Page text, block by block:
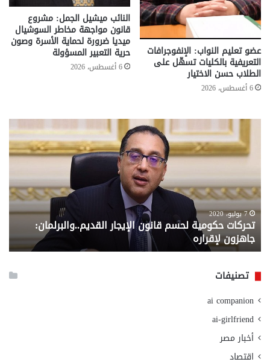
عضو تعليم النواب: الإنفوجرافات
التعريفية بالكليات تسهّل على
الطلاب حسن الاختيار
6 أغسطس، 2026
النائب ميشيل الجمل: مشروع
قانون مواجهة مخاطر السوشيال
ميديا ضرورة لحماية الأسرة وصون
حرية التعبير المسؤولة
6 أغسطس، 2026
تحركات
حكومية
لحسم
قانون
القديم..والبرلمان:
جاهزون
لإقراره
7 يوليو، 2020
تحركات حكومية لحسم قانون الإيجار القديم..والبرلمان:
جاهزون لإقراره
..
من
تصنيفات
ai companion
ai-girlfriend
أخبار مصر
اقتصاد